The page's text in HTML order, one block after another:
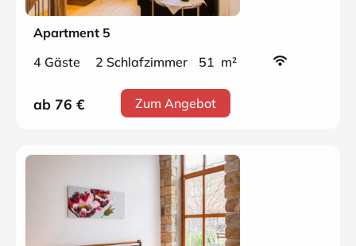
Apartment 5
4 Gäste
2 Schlafzimmer 51 m²
ab 76 € Zum Angebot